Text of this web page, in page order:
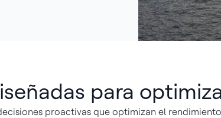
para
proactivas que optimizan el